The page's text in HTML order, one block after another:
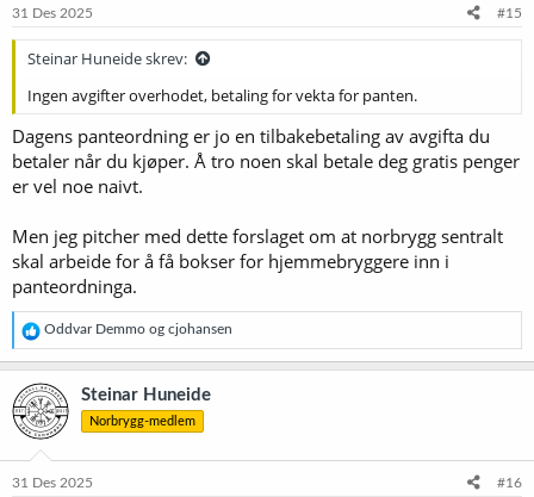
e
31 Des 2025 #15
Steinar Huneide skrev:
Ingen avgifter overhodet, betaling for vekta for panten.
Dagens panteordning er jo en tilbakebetaling av avgifta du
betaler når du kjøper. Å tro noen skal betale deg gratis penger
er vel noe naivt.
Men jeg pitcher med dette forslaget om at norbrygg sentralt
skal arbeide for å få bokser for hjemmebryggere inn i
panteordninga.
R
e
a
k
s
j
o
e
Oddvar Demmo og cjohansen
Steinar Huneide
Norbrygg-medlem
31 Des 2025 #16